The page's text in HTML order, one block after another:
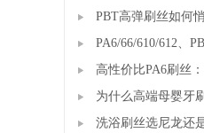
PBT高弹刷丝如何
PA6/66/610/612、
是"耐磨之王"？
高性价比PA6刷丝
你知道吗？
为什么高端母婴牙
洗浴刷丝选尼龙还